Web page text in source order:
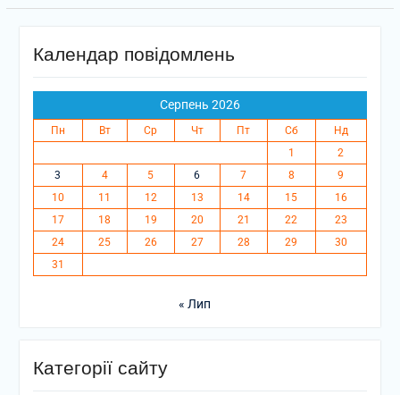
Календар повідомлень
Серпень 2026
Пн Вт Ср Чт Пт Сб
Нд
1
2
3
4 5 6 7 8
9
10
11 12 13 14 15
16
17
18 19 20 21 22
23
24
25 26 27 28 29
30
31
« Лип
Категорії сайту